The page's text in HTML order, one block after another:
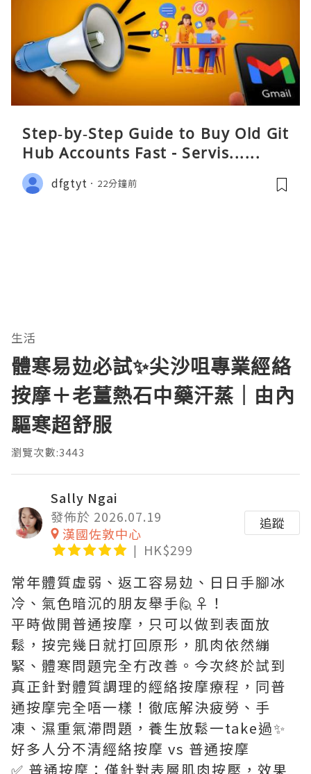
Step‑by‑Step Guide to Buy Old Git
Hub Accounts Fast - Servis......
dfgtyt 22分鐘前
生活
體寒易攰必試✨尖沙咀專業經絡
按摩＋老薑熱石中藥汗蒸｜由內
驅寒超舒服
瀏覽次數:3443
Sally Ngai
發佈於 2026.07.19
漢國佐敦中心
HK$299
追蹤
常年體質虛弱、返工容易攰、日日手腳冰
冷、氣色暗沉的朋友舉手🙋♀️！
平時做開普通按摩，只可以做到表面放
鬆，按完幾日就打回原形，肌肉依然繃
緊、體寒問題完全冇改善。今次終於試到
真正針對體質調理的經絡按摩療程，同普
通按摩完全唔一樣！徹底解決疲勞、手
凍、濕重氣滯問題，養生放鬆一take過✨
好多人分不清經絡按摩 vs 普通按摩
✅ 普通按摩：僅針對表層肌肉按壓，效果